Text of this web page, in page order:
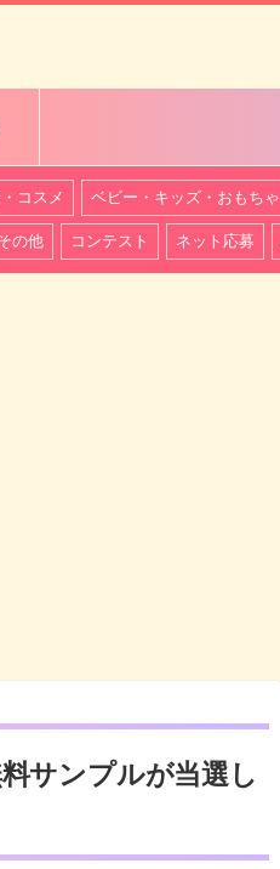
コスメ ベビー・キッズ・おもちゃ
の他 コンテスト ネット応募
サンプルが当選し